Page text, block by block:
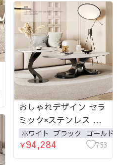
おしゃれデザイン セラ
ミック×ステンレス セ
ンターテーブルセット
高級感漂うリビングに
最適 fdl-2596-teatable
ホワイト ブラック ゴールド
￥94,284 753